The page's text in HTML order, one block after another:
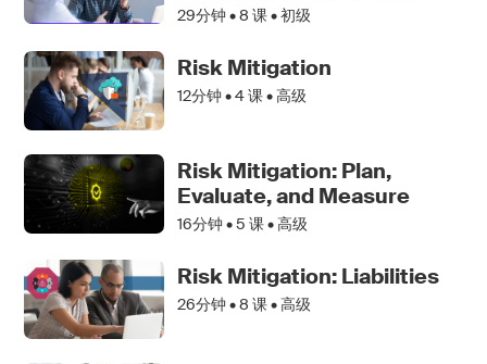
29分钟 •8 课 • 初级
Risk Mitigation
12分钟 •4课 • 高级
Risk Mitigation: Plan,
Evaluate, and Measure
16分钟 •5 课 • 高级
Risk Mitigation: Liabilities
26分钟 •8 课 • 高级